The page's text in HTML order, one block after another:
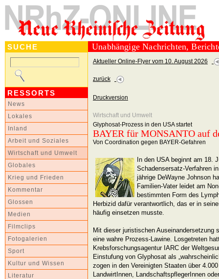
SUCHE
RESSORTS
News
Lokales
Inland
Arbeit und Soziales
Wirtschaft und Umwelt
Globales
Krieg und Frieden
Kommentar
Glossen
Medien
Filmclips
Fotogalerien
Sport
Kultur und Wissen
Literatur
Unabhängige Nachrichten,
Aktueller Online-Flyer vom 10. August 2026
zurück
Druckversion
Wirtschaft und Umwelt
Glyphosat-Prozess in den USA startet
BAYER für MONSANTO auf
Von Coordination gegen BAYER-Gefahren
In den USA beginnt am 18.
Schadensersatz-Verfahren
jährige DeWayne Johnson
Familien-Vater leidet am
bestimmten Form des
Herbizid dafür verantwortlich, das er in
häufig einsetzen musste.
Mit dieser juristischen Auseinandersetzung
eine wahre Prozess-Lawine. Losgetreten
Krebsforschungsagentur IARC der
Einstufung von Glyphosat als
zogen in den Vereinigten Staaten über
LandwirtInnen, LandschaftspflegerInnen